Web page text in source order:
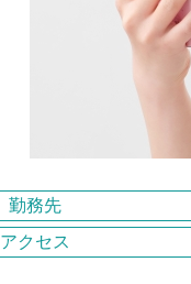
勤務先
アクセス